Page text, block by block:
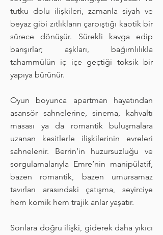
tutku dolu ilişkileri, zamanla siyah ve
beyaz gibi zıtlıkların çarpıştığı kaotik bir
sürece dönüşür. Sürekli kavga edip
barışırlar; aşkları, bağımlılıkla
tahammülün iç içe geçtiği toksik bir
yapıya bürünür.
Oyun boyunca apartman hayatından
asansör sahnelerine, sinema, kahvaltı
masası ya da romantik buluşmalara
uzanan kesitlerle ilişkilerinin evreleri
sahnelenir. Berrin’in huzursuzluğu ve
sorgulamalarıyla Emre’nin manipülatif,
bazen romantik, bazen umursamaz
tavırları arasındaki çatışma, seyirciye
hem komik hem trajik anlar yaşatır.
Sonlara doğru ilişki, giderek daha yıkıcı